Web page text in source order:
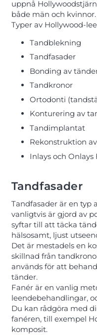
uppnå
både män och kvinnor.
Typer av Hollywood-
Tandblekning
Tandfasader
Bonding av
Tandkronor
Ortodonti
Konturering av
Tandimplantat
Rekonstruktion
Inlays och
Tandfasader
Tandfasader är en typ
vanligtvis är gjord av
syftar till att täcka
hälsosamt, ljust
Det är mestadels en
skillnad från
används för att
tänder.
Fanér är en vanlig
leendebehandlingar,
Du kan rådgöra med
fanéren, till exempel
komposit.